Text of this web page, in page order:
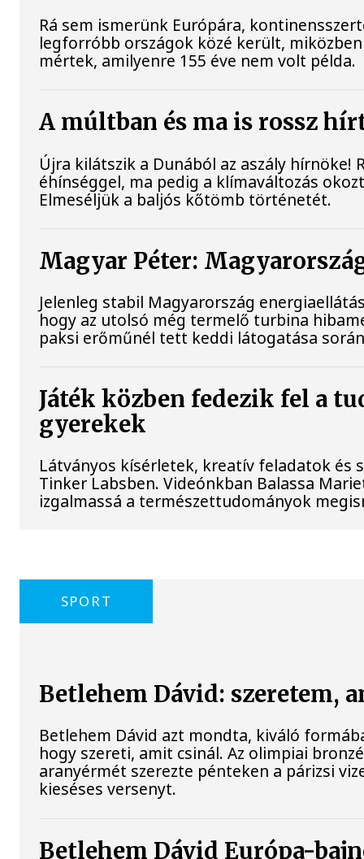
Rá sem ismerünk Európára,
legforróbb országok közé került,
mértek, amilyenre 155 éve nem volt példa.
A múltban és ma is rossz
Újra kilátszik a Dunából az aszály
éhínséggel, ma pedig a klímaváltozás
Elmeséljük a baljós kőtömb történetét.
Magyar Péter:
Jelenleg stabil Magyarország
hogy az utolsó még termelő turbina
paksi erőműnél tett keddi látogatása
Játék közben fedezik fel a
gyerekek
Látványos kísérletek, kreatív feladatok és
Tinker Labsben. Videónkban Balassa
izgalmassá a természettudományok
SPORT
Betlehem Dávid: szeretem,
Betlehem Dávid azt mondta, kiváló
hogy szereti, amit csinál. Az olimpiai
aranyérmét szerezte pénteken a párizsi
kieséses versenyt.
Betlehem Dávid Európa-